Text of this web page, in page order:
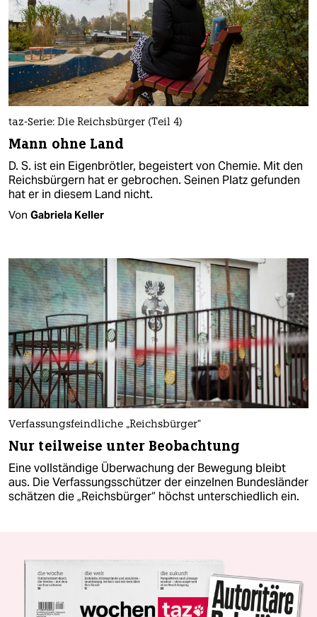
taz-Serie: Die Reichsbürger (Teil 4)
Mann ohne Land
D. S. ist ein Eigenbrötler, begeistert von Chemie. Mit den
Reichsbürgern hat er gebrochen. Seinen Platz gefunden
hat er in diesem Land nicht.
Von Gabriela Keller
Verfassungsfeindliche „Reichsbürger“
Nur teilweise unter Beobachtung
Eine vollständige Überwachung der Bewegung bleibt
aus. Die Verfassungsschützer der einzelnen Bundesländer
schätzen die „Reichsbürger“ höchst unterschiedlich ein.